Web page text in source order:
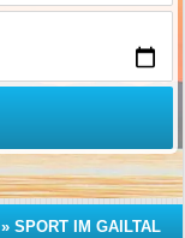
» SPORT IM GAILTAL